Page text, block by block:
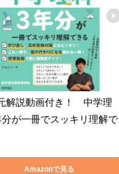
解説動画付き！　中学理
が一冊でスッキリ理解で
Amazonで見る